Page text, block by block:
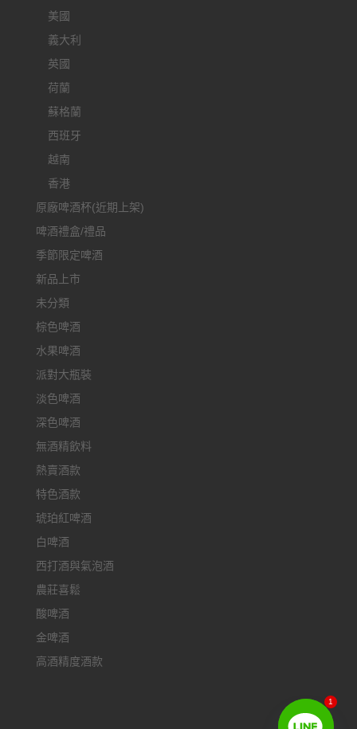
美國
義大利
英國
荷蘭
蘇格蘭
西班牙
越南
香港
原廠啤酒杯(近期上架)
啤酒禮盒/禮品
季節限定啤酒
新品上市
未分類
棕色啤酒
水果啤酒
派對大瓶裝
淡色啤酒
深色啤酒
無酒精飲料
熱賣酒款
特色酒款
琥珀紅啤酒
白啤酒
西打酒與氣泡酒
農莊喜鬆
酸啤酒
金啤酒
高酒精度酒款
1